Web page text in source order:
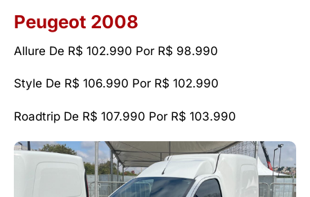
Peugeot 2008
Allure De R$ 102.990 Por R$ 98.990
Style De R$ 106.990 Por R$ 102.990
Roadtrip De R$ 107.990 Por R$ 103.990